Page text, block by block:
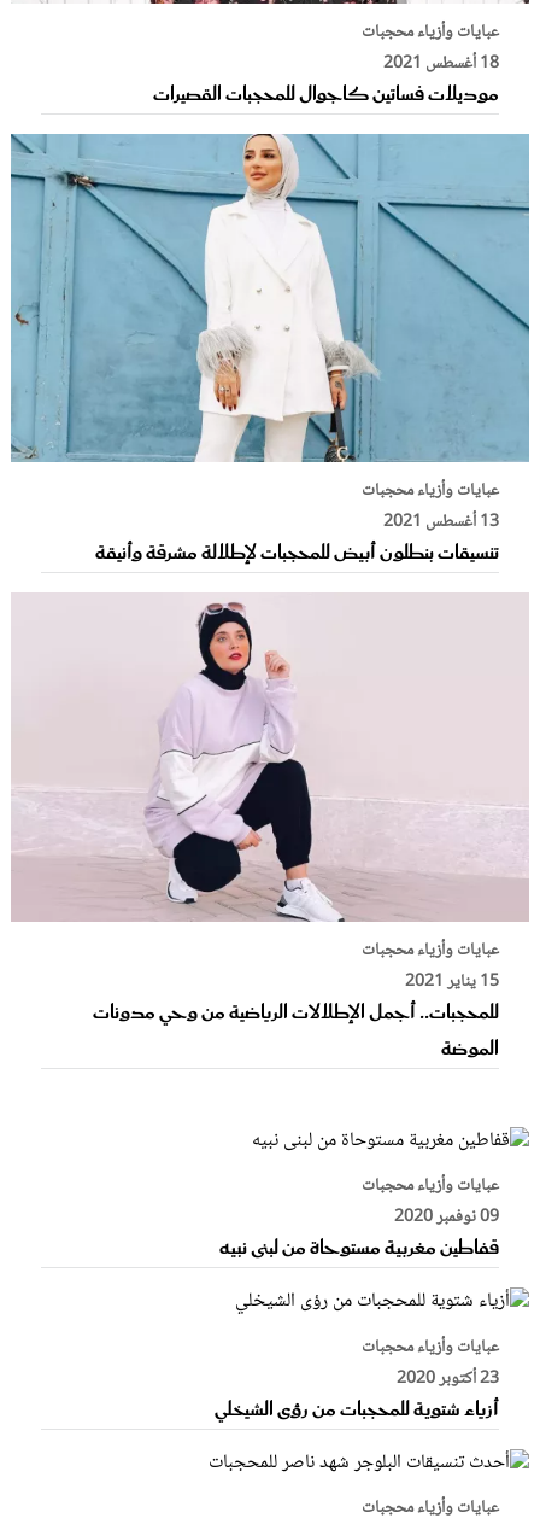
عبايات وأزياء محجبات
18 أغسطس 2021
موديلات فساتين كاجوال للمحجبات القصيرات
عبايات وأزياء محجبات
13 أغسطس 2021
تنسيقات بنطلون أبيض للمحجبات لإطلالة مشرقة وأنيقة
عبايات وأزياء محجبات
15 يناير 2021
للمحجبات.. أجمل الإطلالات الرياضية من وحي مدونات
الموضة
عبايات وأزياء محجبات
09 نوفمبر 2020
قفاطين مغربية مستوحاة من لبنى نبيه
عبايات وأزياء محجبات
23 أكتوبر 2020
أزياء شتوية للمحجبات من رؤى الشيخلي
عبايات وأزياء محجبات